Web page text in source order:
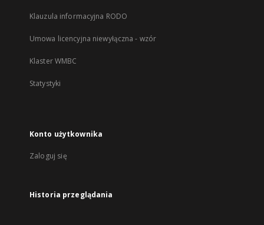
Klauzula informacyjna RODO
Umowa licencyjna niewyłączna - wzór
Klaster WMBC
Statystyki
Konto użytkownika
Zaloguj się
Historia przeglądania